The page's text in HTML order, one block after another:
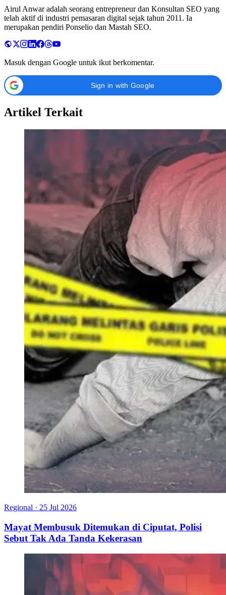
Airul Anwar adalah seorang entrepreneur dan Konsultan SEO yang
telah aktif di industri pemasaran digital sejak tahun 2011. Ia
merupakan pendiri Ponselio dan Mastah SEO.
Masuk dengan Google untuk ikut berkomentar.
Sign in with Google
Artikel Terkait
Regional · 25 Jul 2026
Mayat Membusuk Ditemukan di Ciputat, Polisi
Sebut Tak Ada Tanda Kekerasan